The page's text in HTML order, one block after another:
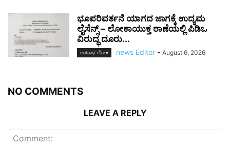
ಭೂಪರಿವರ್ತನೆ ಯಾಗದ ಜಾಗಕ್ಕೆ ಉದ್ಯಮ
ಲೈಸೆನ್ಸ್ – ಲೋಕಾಯುಕ್ತ ಠಾಣೆಯಲ್ಲಿ ಪಿಡಿಒ
ವಿರುದ್ಧ ದೂರು...
ಅಪರಾಧ ಲೋಕ news Editor - August 6, 2026
NO COMMENTS
LEAVE A REPLY